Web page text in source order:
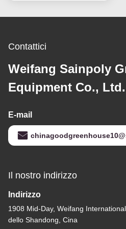
Contattici
Weifang Sainpoly
Equipment Co.,
E-mail
Il nostro indirizzo
Indirizzo
1908 Mid-Day, Weifang
dello Shandong, Cina